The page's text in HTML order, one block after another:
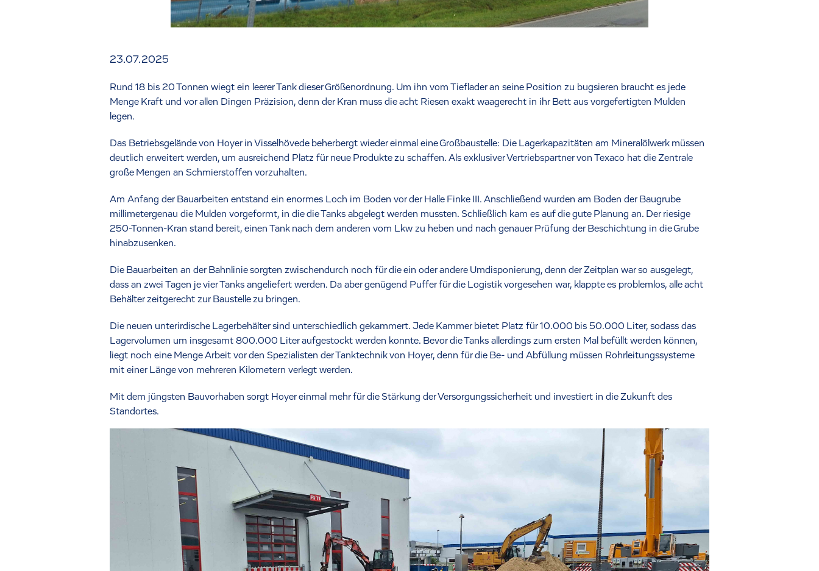
23.07.2025
Rund 18 bis 20 Tonnen wiegt ein leerer Tank dieser Größenordnung. Um ihn vom Tieflader an seine Position zu bugsieren braucht es jede
Menge Kraft und vor allen Dingen Präzision, denn der Kran muss die acht Riesen exakt waagerecht in ihr Bett aus vorgefertigten Mulden
legen.
Das Betriebsgelände von Hoyer in Visselhövede beherbergt wieder einmal eine Großbaustelle: Die Lagerkapazitäten am Mineralölwerk müssen
deutlich erweitert werden, um ausreichend Platz für neue Produkte zu schaffen. Als exklusiver Vertriebspartner von Texaco hat die Zentrale
große Mengen an Schmierstoffen vorzuhalten.
Am Anfang der Bauarbeiten entstand ein enormes Loch im Boden vor der Halle Finke III. Anschließend wurden am Boden der Baugrube
millimetergenau die Mulden vorgeformt, in die die Tanks abgelegt werden mussten. Schließlich kam es auf die gute Planung an. Der riesige
250-Tonnen-Kran stand bereit, einen Tank nach dem anderen vom Lkw zu heben und nach genauer Prüfung der Beschichtung in die Grube
hinabzusenken.
Die Bauarbeiten an der Bahnlinie sorgten zwischendurch noch für die ein oder andere Umdisponierung, denn der Zeitplan war so ausgelegt,
dass an zwei Tagen je vier Tanks angeliefert werden. Da aber genügend Puffer für die Logistik vorgesehen war, klappte es problemlos, alle acht
Behälter zeitgerecht zur Baustelle zu bringen.
Die neuen unterirdische Lagerbehälter sind unterschiedlich gekammert. Jede Kammer bietet Platz für 10.000 bis 50.000 Liter, sodass das
Lagervolumen um insgesamt 800.000 Liter aufgestockt werden konnte. Bevor die Tanks allerdings zum ersten Mal befüllt werden können,
liegt noch eine Menge Arbeit vor den Spezialisten der Tanktechnik von Hoyer, denn für die Be- und Abfüllung müssen Rohrleitungssysteme
mit einer Länge von mehreren Kilometern verlegt werden.
Mit dem jüngsten Bauvorhaben sorgt Hoyer einmal mehr für die Stärkung der Versorgungssicherheit und investiert in die Zukunft des
Standortes.